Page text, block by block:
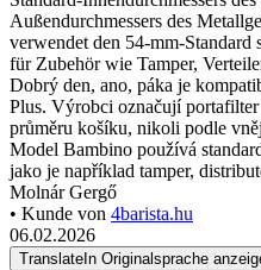
Außendurchmessers des
verwendet den 54-mm-Standard
für Zubehör wie Tamper,
Dobrý den, ano, páka je
Plus. Výrobci označují
průměru košíku, nikoli podle
Model Bambino používá
jako je například tamper,
Molnár Gergő
• Kunde von 4barista.hu
06.02.2026
Translate In Originalsprache